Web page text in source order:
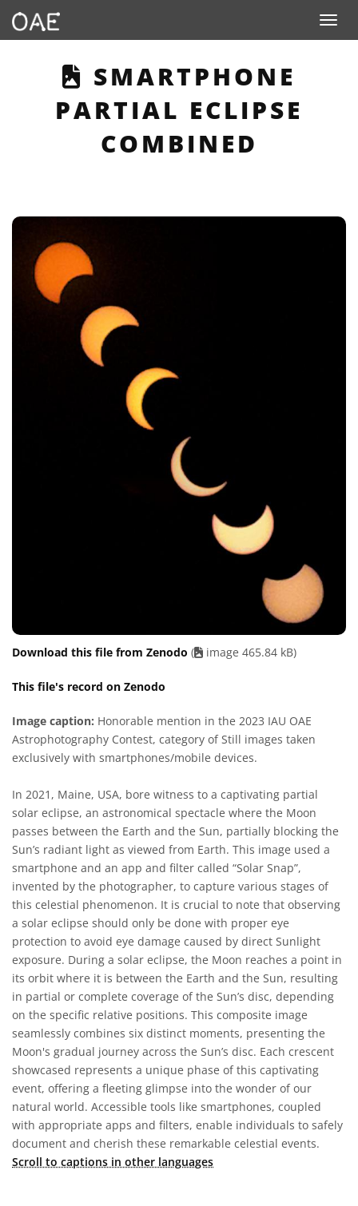
Toggle
THIS PAGE
SMARTPHONE
PARTIAL ECLIPSE
COMBINED
Download this file from Zenodo ( image 465.84 kB)
This file's record on Zenodo
Image caption: Honorable mention in the 2023 IAU OAE
Astrophotography Contest, category of Still images taken
exclusively with smartphones/mobile devices.
In 2021, Maine, USA, bore witness to a captivating partial
solar eclipse, an astronomical spectacle where the Moon
passes between the Earth and the Sun, partially blocking the
Sun’s radiant light as viewed from Earth. This image used a
smartphone and an app and filter called “Solar Snap”,
invented by the photographer, to capture various stages of
this celestial phenomenon. It is crucial to note that observing
a solar eclipse should only be done with proper eye
protection to avoid eye damage caused by direct Sunlight
exposure. During a solar eclipse, the Moon reaches a point in
its orbit where it is between the Earth and the Sun, resulting
in partial or complete coverage of the Sun’s disc, depending
on the specific relative positions. This composite image
seamlessly combines six distinct moments, presenting the
Moon's gradual journey across the Sun’s disc. Each crescent
showcased represents a unique phase of this captivating
event, offering a fleeting glimpse into the wonder of our
natural world. Accessible tools like smartphones, coupled
with appropriate apps and filters, enable individuals to safely
document and cherish these remarkable celestial events.
Scroll to captions in other languages